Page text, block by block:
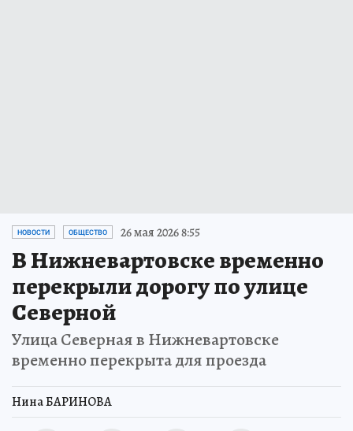
НОВОСТИ ОБЩЕСТВО 26 мая 2026 8:55
В Нижневартовске временно
перекрыли дорогу по улице
Северной
Улица Северная в Нижневартовске
временно перекрыта для проезда
Нина БАРИНОВА